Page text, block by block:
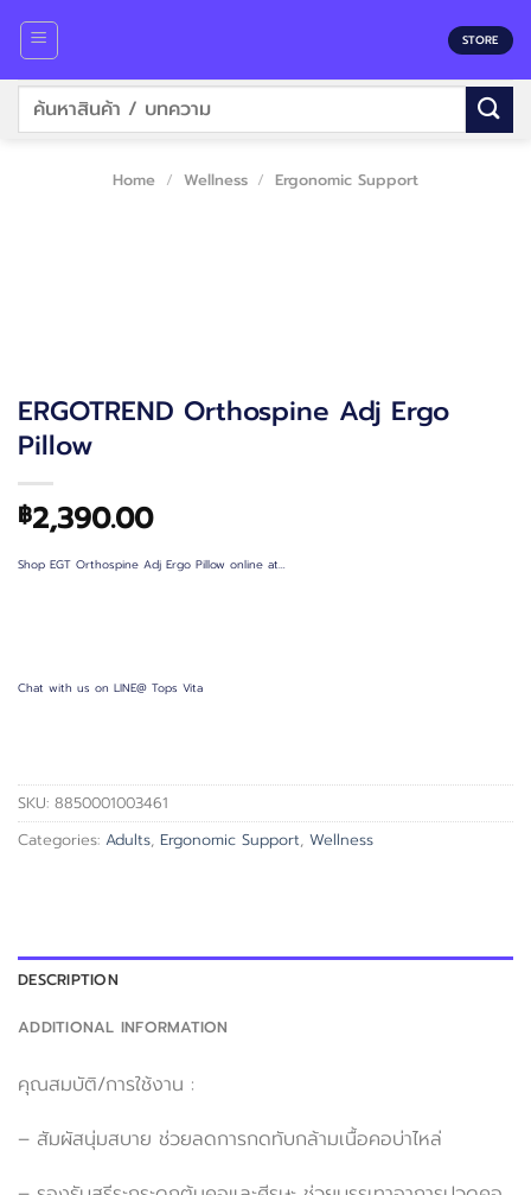
content
STORE
Search
Home / Wellness / Ergonomic Support
ERGOTREND Orthospine Adj Ergo
Pillow
฿2,390.00
Shop EGT Orthospine Adj Ergo Pillow online at…
Chat with us on LINE@ Tops Vita
SKU: 8850001003461
Categories: Adults, Ergonomic Support, Wellness
DESCRIPTION
ADDITIONAL INFORMATION
คุณสมบัติ/การใช้งาน :
– สัมผัสนุ่มสบาย ช่วยลดการกดทับกล้ามเนื้อคอบ่าไหล่